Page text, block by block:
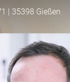
| 35398 Gießen